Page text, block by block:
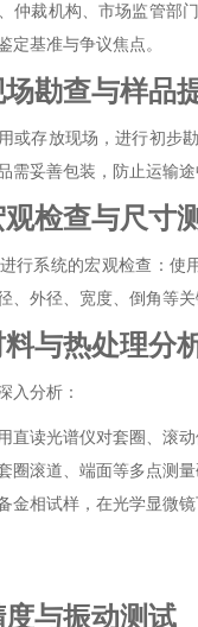
仲裁机构、市场监管部
定基准与争议焦点。
勘查与样品
或存放现场，进行初步
需妥善包装，防止运输途
检查与尺寸
行系统的宏观检查：使
、外径、宽度、倒角等
与热处理分
入分析：
直读光谱仪对套圈、滚
圈滚道、端面等多点测
金相试样，在光学显微
与振动测试